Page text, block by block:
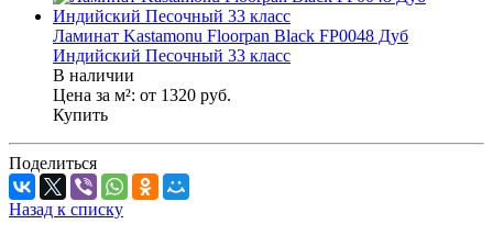
Ламинат Kastamonu Floorpan Black FP0048 Дуб
Индийский Песочный 33 класс
В наличии
Цена за м²: от 1320 руб.
Купить
Поделиться
Назад к списку